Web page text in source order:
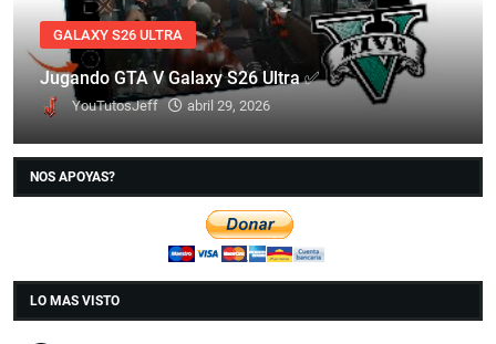
GALAXY S26 ULTRA
Jugando GTA V Galaxy S26 Ultra ✅
YouTutosJeff abril 29, 2026
NOS APOYAS?
LO MAS VISTO